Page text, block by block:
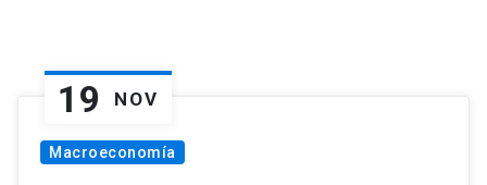
19 NOV
Macroeconomía